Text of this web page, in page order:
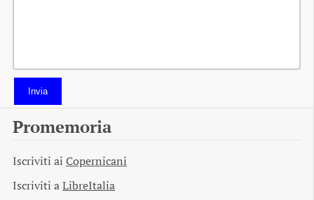
Invia
Promemoria
Iscriviti ai Copernicani
Iscriviti aLibreItalia